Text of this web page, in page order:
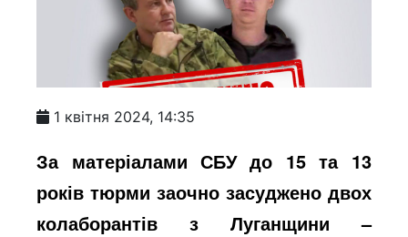
1 квітня 2024, 14:35
За матеріалами СБУ до 15 та 13
років тюрми заочно засуджено двох
колаборантів з Луганщини –